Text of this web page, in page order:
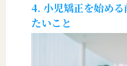
4. 小児矯正を始め
たいこと